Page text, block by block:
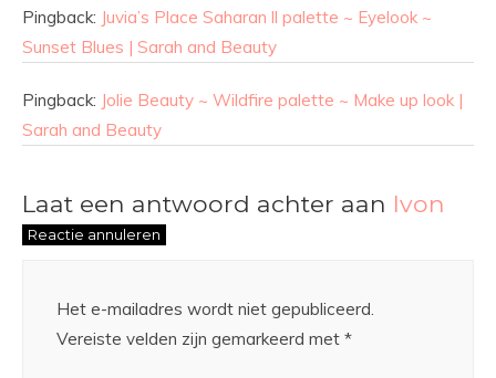
Pingback: Juvia’s Place Saharan ll palette ~ Eyelook ~
Sunset Blues | Sarah and Beauty
Pingback: Jolie Beauty ~ Wildfire palette ~ Make up look |
Sarah and Beauty
Laat een antwoord achter aan Ivon
Reactie annuleren
Het e-mailadres wordt niet gepubliceerd.
Vereiste velden zijn gemarkeerd met *